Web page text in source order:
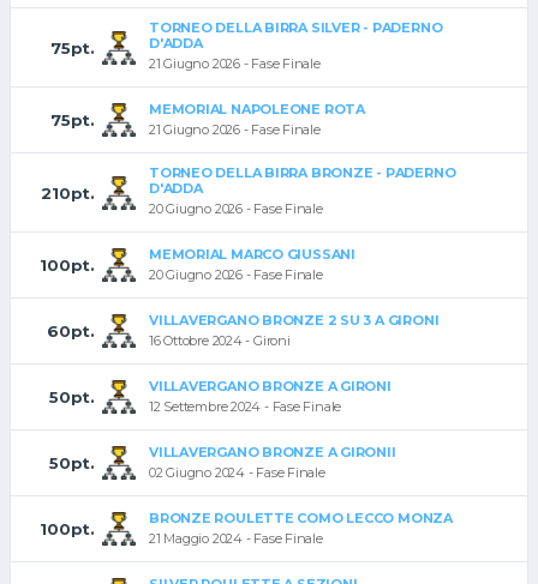
75pt.
TORNEO DELLA BIRRA SILVER - PADERNO
D'ADDA
21 Giugno 2026 - Fase Finale
75pt.
MEMORIAL NAPOLEONE ROTA
21 Giugno 2026 - Fase Finale
210pt.
TORNEO DELLA BIRRA BRONZE - PADERNO
D'ADDA
20 Giugno 2026 - Fase Finale
100pt.
MEMORIAL MARCO GIUSSANI
20 Giugno 2026 - Fase Finale
60pt.
VILLAVERGANO BRONZE 2 SU 3 A GIRONI
16 Ottobre 2024 - Gironi
50pt.
VILLAVERGANO BRONZE A GIRONI
12 Settembre 2024 - Fase Finale
50pt.
VILLAVERGANO BRONZE A GIRONII
02 Giugno 2024 - Fase Finale
100pt.
BRONZE ROULETTE COMO LECCO MONZA
21 Maggio 2024 - Fase Finale